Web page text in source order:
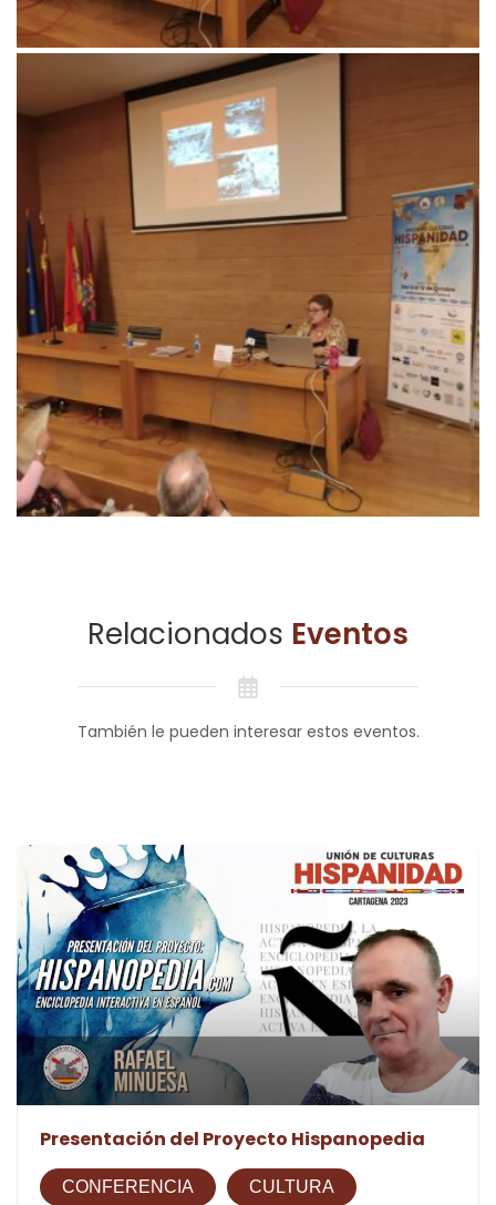
Relacionados Eventos
También le pueden interesar estos eventos.
Presentación del Proyecto Hispanopedia
CONFERENCIA CULTURA